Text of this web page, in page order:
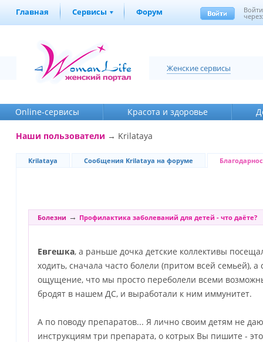
Главная Сервисы Форум Войти
Женские сервисы
Online-cервисы Красота и здоровье
Наши пользователи → Krilataya
Krilataya Сообщения Krilataya на форуме
Болезни → Профилактика заболеваний для детей - что даёте?
Евгешка, а раньше дочка детские коллективы
ходить, сначала часто болели (притом всей семьей), а
ощущение, что мы просто переболели всеми
бродят в нашем ДС, и выработали к ним иммунитет.
А по поводу препаратов... Я лично своим детям не
инструкциям три препарата, о котрых Вы пишите -